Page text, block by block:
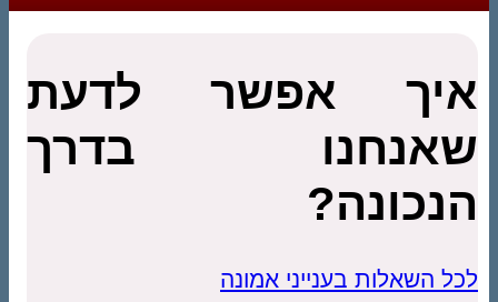
איך אפשר לדעת
שאנחנו בדרך
הנכונה?
לכל השאלות בענייני אמונה